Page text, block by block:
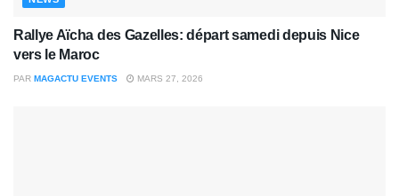
Rallye Aïcha des Gazelles: départ samedi depuis Nice
vers le Maroc
PAR MAGACTU EVENTS MARS 27, 2026